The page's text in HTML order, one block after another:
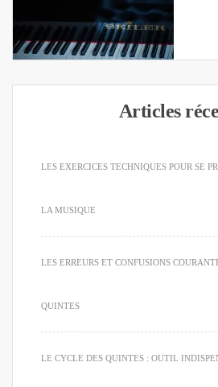
Articles
LES EXERCICES TECHNIQUES POUR SE
LA MUSIQUE
LES ERREURS ET CONFUSIONS
QUINTES
LE CYCLE DES QUINTES : OUTIL